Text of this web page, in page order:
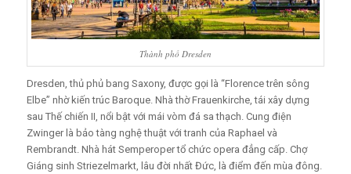
Thành phố Dresden
Dresden, thủ phủ bang Saxony, được gọi là “Florence trên sông
Elbe” nhờ kiến trúc Baroque. Nhà thờ Frauenkirche, tái xây dựng
sau Thế chiến II, nổi bật với mái vòm đá sa thạch. Cung điện
Zwinger là bảo tàng nghệ thuật với tranh của Raphael và
Rembrandt. Nhà hát Semperoper tổ chức opera đẳng cấp. Chợ
Giáng sinh Striezelmarkt, lâu đời nhất Đức, là điểm đến mùa đông.